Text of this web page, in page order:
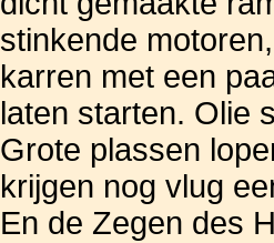
stinkende
karren met een
laten starten. Olie
Grote plassen
krijgen nog vlug
En de Zegen des